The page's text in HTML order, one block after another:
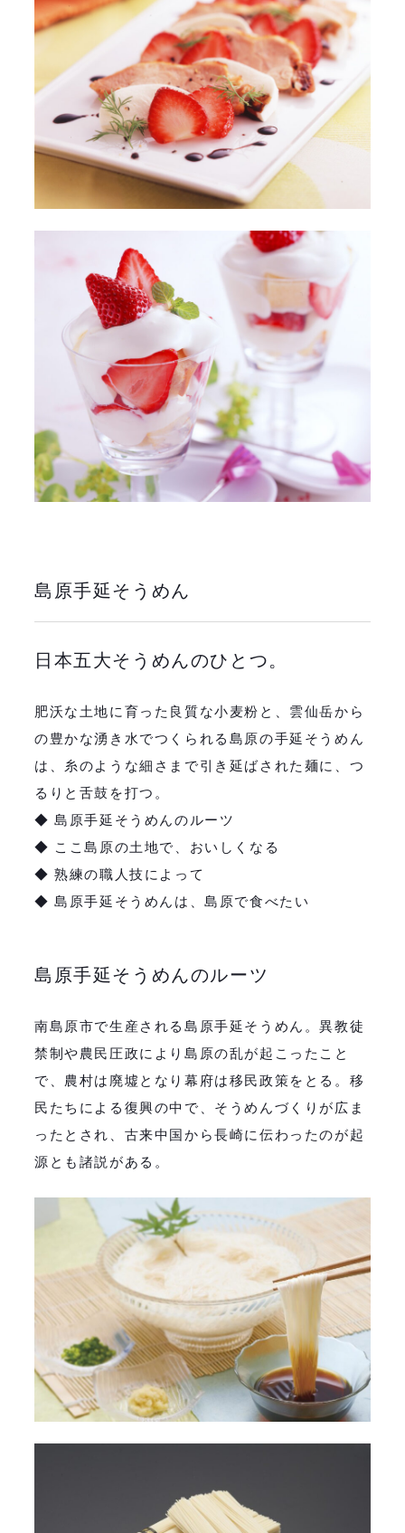
島原手延そうめん
日本五大そうめんのひとつ。
肥沃な土地に育った良質な小麦粉と、雲仙岳から
の豊かな湧き水でつくられる島原の手延そうめん
は、糸のような細さまで引き延ばされた麺に、つ
るりと舌鼓を打つ。
◆ 島原手延そうめんのルーツ
◆ ここ島原の土地で、おいしくなる
◆ 熟練の職人技によって
◆ 島原手延 そうめんは、島原で食べたい
島原手延そうめんのルーツ
南島原市で生産される島原手延そうめん。異教徒
禁制や農民圧政により島原の乱が起こったこと
で、農村は廃墟となり幕府は移民政策をとる。移
民たちによる復興の中で、そうめんづくりが広ま
ったとされ、古来中国から長崎に伝わったのが起
源とも諸説がある。